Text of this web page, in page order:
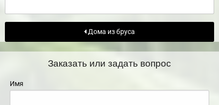
Дома из бруса
Заказать или задать вопрос
Имя